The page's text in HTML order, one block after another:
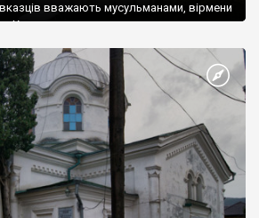
вважають мусульманами, вірмени
Христа